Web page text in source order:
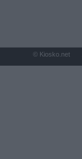
© Kiosko.net